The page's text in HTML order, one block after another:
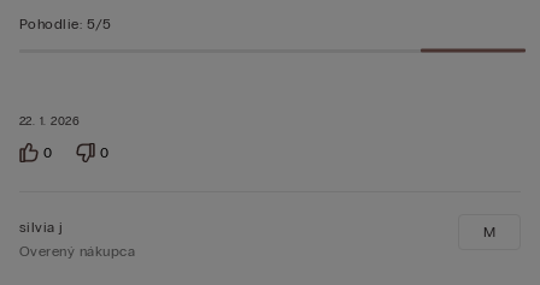
22. 1. 2026
Pohodlie: 5/5
0 0
silvia j
Overený nákupca
M